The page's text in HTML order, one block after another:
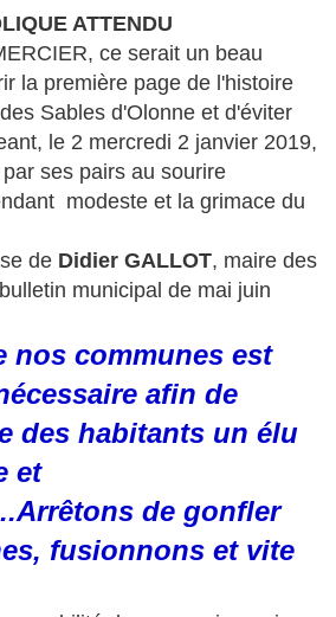
ATTENDU
ce serait un beau
la première page de l'histoire
Sables d'Olonne et d'éviter
le 2 mercredi 2 janvier 2019,
ses pairs au sourire
modeste et la grimace du
de Didier GALLOT, maire des
municipal de mai juin
nos communes est
afin de
des habitants un élu
et
de gonfler
fusionnons et vite